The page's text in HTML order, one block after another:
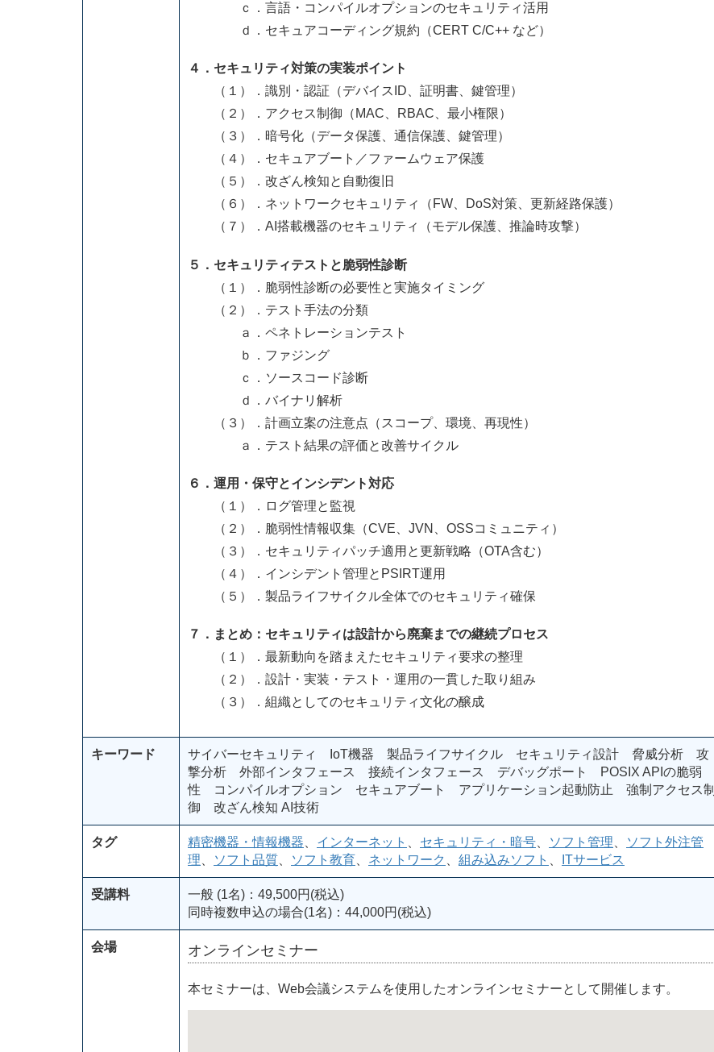
ｃ．言語・コンパイルオプションのセキュリティ活用
ｄ．セキュアコーディング規約（CERT C/C++ など）
４．セキュリティ対策の実装ポイント
（１）．識別・認証（デバイスID、証明書、鍵管理）
（２）．アクセス制御（MAC、RBAC、最小権限）
（３）．暗号化（データ保護、通信保護、鍵管理）
（４）．セキュアブート／ファームウェア保護
（５）．改ざん検知と自動復旧
（６）．ネットワークセキュリティ（FW、DoS対策、更新経路保護）
（７）．AI搭載機器のセキュリティ（モデル保護、推論時攻撃）
５．セキュリティテストと脆弱性診断
（１）．脆弱性診断の必要性と実施タイミング
（２）．テスト手法の分類
ａ．ペネトレーションテスト
ｂ．ファジング
ｃ．ソースコード診断
ｄ．バイナリ解析
（３）．計画立案の注意点（スコープ、環境、再現性）
ａ．テスト結果の評価と改善サイクル
６．運用・保守とインシデント対応
（１）．ログ管理と監視
（２）．脆弱性情報収集（CVE、JVN、OSSコミュニティ）
（３）．セキュリティパッチ適用と更新戦略（OTA含む）
（４）．インシデント管理とPSIRT運用
（５）．製品ライフサイクル全体でのセキュリティ確保
７．まとめ：セキュリティは設計から廃棄までの継続プロセス
（１）．最新動向を踏まえたセキュリティ要求の整理
（２）．設計・実装・テスト・運用の一貫した取り組み
（３）．組織としてのセキュリティ文化の醸成
キーワード
サイバーセキュリティ IoT機器 製品ライフサイクル セキュリティ設計 脅威分析 攻
撃分析 外部インタフェース 接続インタフェース デバッグポート POSIX APIの脆弱
性 コンパイルオプション セキュアブート アプリケーション起動防止 強制アクセス制
御 改ざん検知 AI技術
タグ 精密機器・情報機器 インターネット セキュリティ・暗号 ソフト管理
ソフト外注管
理
ソフト品質 ソフト教育 ネットワーク 組み込みソフト ITサービス
受講料
一般 (1名)：49,500円(税込)
同時複数申込の場合(1名)：44,000円(税込)
会場 オンラインセミナー
本セミナーは、Web会議システムを使用したオンラインセミナーとして開催します。